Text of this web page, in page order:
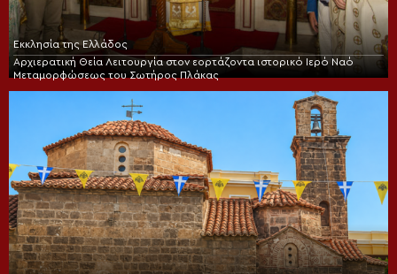
Εκκλησία της Ελλάδος
Αρχιερατική Θεία Λειτουργία στον εορτάζοντα ιστορικό Ιερό Ναό
Μεταμορφώσεως του Σωτήρος Πλάκας